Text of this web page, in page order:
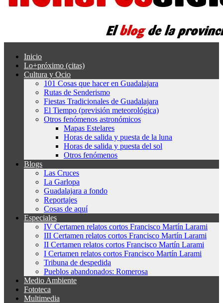
Inicio
Lo+próximo (citas)
Cultura y Ocio
101 Cosas que hacer en Guadalajara
Rutas de Senderismo
Fiestas Tradicionales de Guadalajara
El Tiempo (previsión meteorológica)
Otros fenómenos astronómicos
Mapas Estelares
Horas de salida y puesta de la luna
Horas de salida y puesta del sol
Otros fenómenos
Blogs
Las Cruces
La Garlopa
Guadalajara a fondo
Reportajes
Cosas de aquí
Especiales
IV Certamen relatos cortos Francisco Martín Larami
III Certamen relatos cortos Francisco Martín Larami
II Certamen relatos cortos Francisco Martín Larami
I Certamen relatos cortos Francisco Martín Larami
Tribuna de despedida
Pueblos abandonados: Romerosa
Medio Ambiente
Fototeca
Multimedia